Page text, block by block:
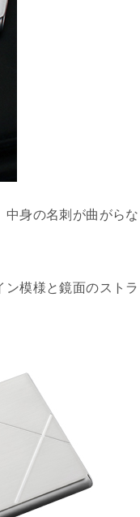
身の名刺が曲がらな
模様と鏡面のストラ